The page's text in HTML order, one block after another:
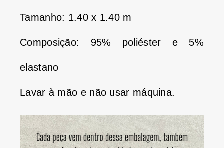
Tamanho: 1.40 x 1.40 m
Composição: 95% poliéster e 5%
elastano
Lavar à mão e não usar máquina.